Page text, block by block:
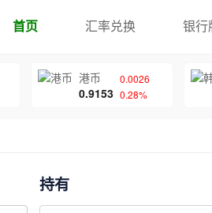
首页 汇率兑换 银行
港币
0.9153
0.0026
0.28%
持有